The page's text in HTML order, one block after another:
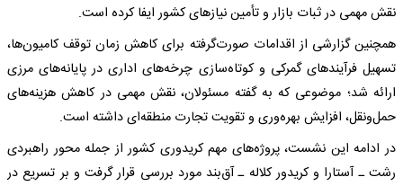
نقش مهمی در ثبات بازار و تأمین نیازهای کشور ایفا کرده است.
همچنین گزارشی از اقدامات صورت‌گرفته برای کاهش زمان توقف کامیون‌ها،
تسهیل فرآیندهای گمرکی و کوتاه‌سازی چرخه‌های اداری در پایانه‌های مرزی
ارائه شد؛ موضوعی که به گفته مسئولان، نقش مهمی در کاهش هزینه‌های
حمل‌ونقل، افزایش بهره‌وری و تقویت تجارت منطقه‌ای داشته است.
در ادامه این نشست، پروژه‌های مهم کریدوری کشور از جمله محور راهبردی
رشت ـ آستارا و کریدور کلاله ـ آق‌بند مورد بررسی قرار گرفت و بر تسریع در